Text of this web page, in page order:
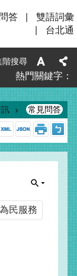
答
雙語詞彙
台北通
階搜尋
熱門關鍵字
常見問答
為民服務